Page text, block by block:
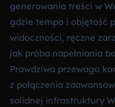
generowania treści w
gdzie tempo i objętość
widoczności, ręczne
jak próba napełniania
Prawdziwa przewaga
z połączenia
solidnej infrastruktury